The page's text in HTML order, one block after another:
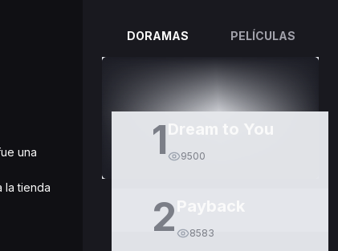
una
la tienda
DORAMAS PELÍCULAS
1Dream to You
9500
2 8583